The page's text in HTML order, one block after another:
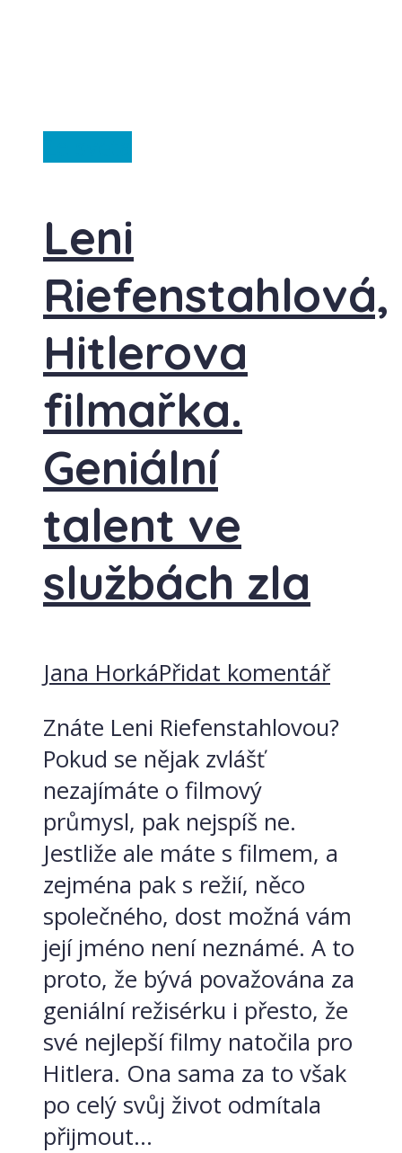
Leni
Riefenstahlová,
Hitlerova
filmařka.
Geniální
talent ve
službách zla
Jana HorkáPřidat komentář
Znáte Leni Riefenstahlovou?
Pokud se nějak zvlášť
nezajímáte o filmový
průmysl, pak nejspíš ne.
Jestliže ale máte s filmem, a
zejména pak s režií, něco
společného, dost možná vám
její jméno není neznámé. A to
proto, že bývá považována za
geniální režisérku i přesto, že
své nejlepší filmy natočila pro
Hitlera. Ona sama za to však
po celý svůj život odmítala
přijmout...